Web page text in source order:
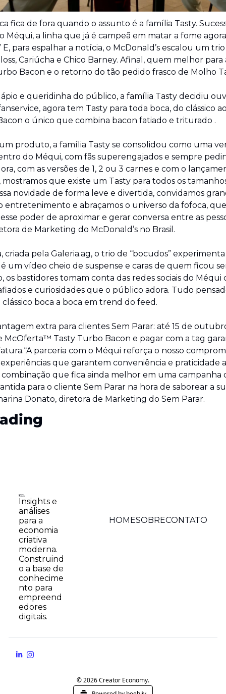
fica de fora quando o assunto é a família Tasty.
Méqui, a linha que já é campeã em matar a fome
para espalhar a notícia, o McDonald’s escalou um trio
Cariúcha e Chico Barney. Afinal, quem melhor
Bacon e o retorno do tão pedido frasco de Molho
e queridinha do público, a família Tasty decidiu
agora tem Tasty para toda boca, do clássico
o único que combina bacon fatiado e triturado .
produto, a família Tasty se consolidou como uma
do Méqui, com fãs superengajados e sempre
com as versões de 1, 2 ou 3 carnes e com o
que existe um Tasty para todos os
novidade de forma leve e divertida, convidamos
entretenimento e abraçamos o universo da fofoca,
poder de aproximar e gerar conversa entre as
de Marketing do McDonald’s no Brasil.
criada pela Galeria.ag, o trio de “bocudos” experimenta
um vídeo cheio de suspense e caras de quem ficou
os bastidores tomam conta das redes sociais do Méqui
e curiosidades que o público adora. Tudo
boca a boca em trend do feed.
extra para clientes Sem Parar: até 15 de
McOferta™ Tasty Turbo Bacon e pagar com a tag
parceria com o Méqui reforça o nosso
que garantem conveniência e praticidade
combinação que fica ainda melhor em uma campanha
para o cliente Sem Parar na hora de saborear a
Donato, diretora de Marketing do Sem Parar.
Insights e
análises
para a
economia
criativa
moderna.
Construind
o a base de
conhecime
nto para
empreend
edores
digitais.
HOMESOBRECONTATO
© 2026 Creator Economy.